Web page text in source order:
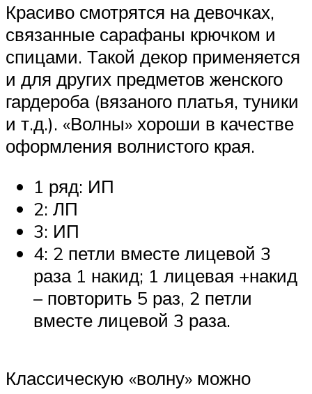
Красиво смотрятся на девочках,
связанные сарафаны крючком и
спицами. Такой декор применяется
и для других предметов женского
гардероба (вязаного платья, туники
и т.д.). «Волны» хороши в качестве
оформления волнистого края.
1 ряд: ИП
2: ЛП
3: ИП
4: 2 петли вместе лицевой 3
раза 1 накид; 1 лицевая +накид
– повторить 5 раз, 2 петли
вместе лицевой 3 раза.
Классическую «волну» можно